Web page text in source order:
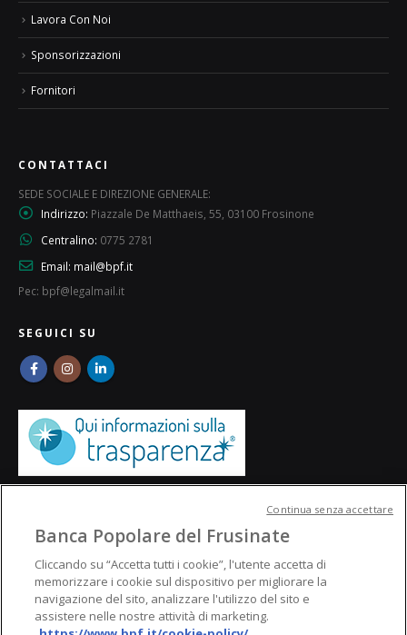
Lavora Con Noi
Sponsorizzazioni
Fornitori
CONTATTACI
SEDE SOCIALE E DIREZIONE GENERALE:
Indirizzo: Piazzale De Matthaeis, 55, 03100 Frosinone
Centralino: 0775 2781
Email: mail@bpf.it
Pec: bpf@legalmail.it
SEGUICI SU
Banca Popolare del Frusinate
Cliccando su “Accetta tutti i cookie”, l'utente accetta di
memorizzare i cookie sul dispositivo per migliorare la
navigazione del sito, analizzare l'utilizzo del sito e
assistere nelle nostre attività di marketing.
Continua senza accettare